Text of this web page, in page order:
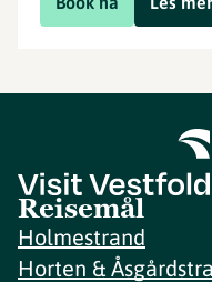
Reisemål
Holmestrand
Horten &